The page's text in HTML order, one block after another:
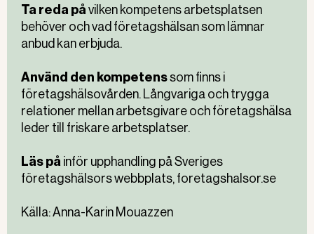
Ta reda på vilken kompetens arbetsplatsen
behöver och vad företagshälsan som lämnar
anbud kan erbjuda.
Använd den kompetenssom finns i
företagshälsovården. Långvariga och trygga
relationer mellan arbetsgivare och företagshälsa
leder till friskare arbetsplatser.
Läs på inför upphandling på Sveriges
företagshälsors webbplats, foretagshalsor.se
Källa: Anna-Karin Mouazzen